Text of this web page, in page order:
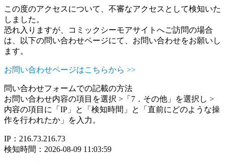
この度のアクセスについて、不審なアクセスとして検知いた
しました。
恐れ入りますが、コミックシーモアサイトへご訪問の場合
は、以下の問い合わせページにて、お問い合わせをお願いし
ます。
お問い合わせページはこちらから >>
問い合わせフォームでの記載の方法
お問い合わせ内容の項目を選択 >「7．その他」を選択し >
内容の項目に「IP」と「検知時間」と「直前にどのような操
作を行われたか」を入力。
IP：216.73.216.73
検知時間：2026-08-09 11:03:59